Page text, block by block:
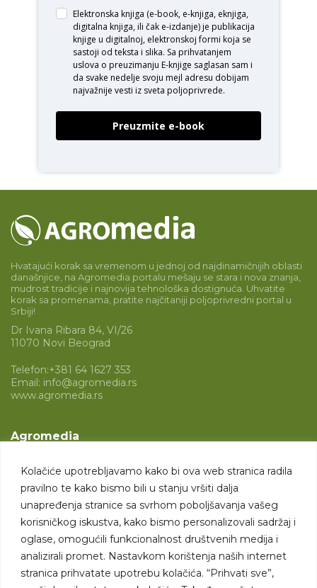
Kolačiće upotrebljavamo kako bi ova web stranica radila
pravilno te kako bismo bili u stanju vršiti dalja
unapređenja stranice sa svrhom poboljšavanja vašeg
korisničkog iskustva, kako bismo personalizovali sadržaj i
oglase, omogućili funkcionalnost društvenih medija i
analizirali promet. Nastavkom korištenja naših internet
stranica prihvatate upotrebu kolačića. “Prihvati sve”,
Elektronska knjiga (e-book, e-knjiga, eknjiga,
digitalna knjiga, ili čak e-izdanje) je publikacija
knjige u digitalnoj, elektronskoj formi koja se
sastoji od teksta i slika. Sa prihvatanjem
uslova o preuzimanju E-knjige saglasan sam i
da svake nedelje svoju mejl adresu dobijam
najvažnije vesti iz sveta poljoprivrede.
Preuzmite e-book
Hvatajući korak sa vremenom u jednoj od najdinamičnijih oblasti
današnjice, na Agromedia portalu mešaju se stara i nova znanja,
mudrost tradicije i najnovija tehnološka dostignuća. Uhvatite
korak sa promenama, pratite najčitaniji poljoprivredni portal u
Srbiji!
Dr Ivana Ribara 84, VI/26
11070 Novi Beograd
Telefon:+381 64 1627 353
Email: info@agromedia.rs
www.agromedia.rs
Agromedia
Svet poljoprivrede
Marketing usluge
Tražimo saradnike
Kontakt